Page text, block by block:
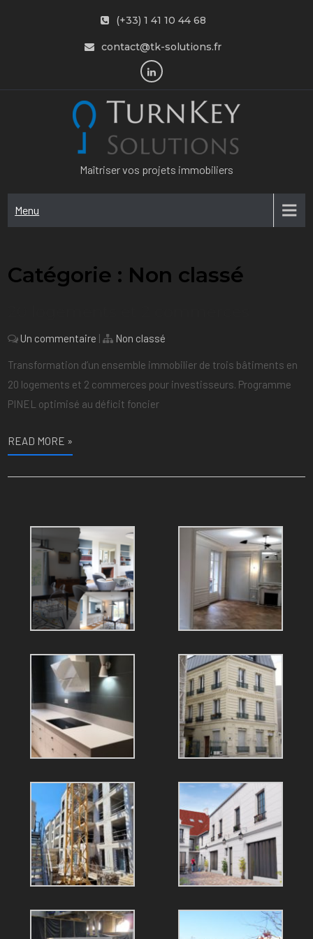
(+33) 1 41 10 44 68
contact@tk-solutions.fr
Maîtriser vos projets immobiliers
Menu
Catégorie : Non classé
Un commentaire | Non classé
Transformation d’un ensemble immobilier de trois bâtiments en
20 logements et 2 commerces pour investisseurs. Programme
PINEL optimisé au déficit foncier
READ MORE »